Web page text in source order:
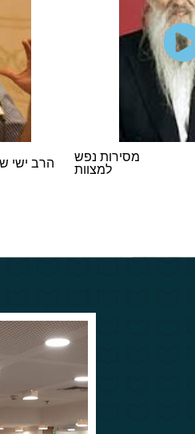
מסירות נפש
למצוות
הרב ישי